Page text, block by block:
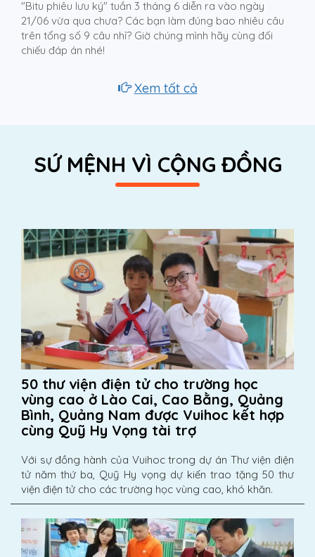
"Bitu phiêu lưu ký" tuần 3 tháng 6 diễn ra vào ngày
21/06 vừa qua chưa? Các bạn làm đúng bao nhiêu câu
trên tổng số 9 câu nhỉ? Giờ chúng mình hãy cùng đối
chiếu đáp án nhé!
Xem tất cả
SỨ MỆNH VÌ CỘNG ĐỒNG
50 thư viện điện tử cho trường học
vùng cao ở Lào Cai, Cao Bằng, Quảng
Bình, Quảng Nam được Vuihoc kết hợp
cùng Quỹ Hy Vọng tài trợ
Với sự đồng hành của Vuihoc trong dự án Thư viện điện
tử năm thứ ba, Quỹ Hy vọng dự kiến trao tặng 50 thư
viện điện tử cho các trường học vùng cao, khó khăn.